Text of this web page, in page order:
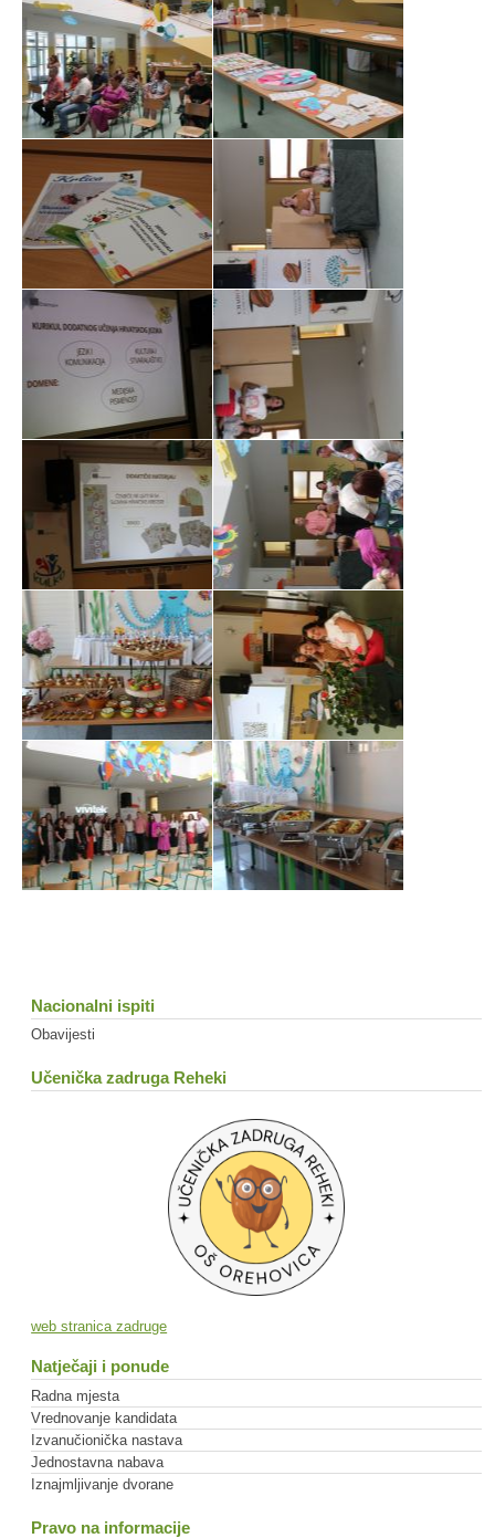
Nacionalni ispiti
Obavijesti
Učenička zadruga Reheki
web stranica zadruge
Natječaji i ponude
Radna mjesta
Vrednovanje kandidata
Izvanučionička nastava
Jednostavna nabava
Iznajmljivanje dvorane
Pravo na informacije